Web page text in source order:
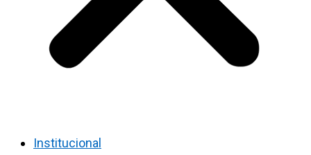
Institucional